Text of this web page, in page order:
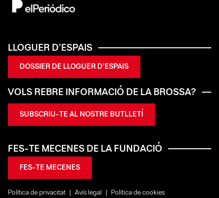
LLOGUER D’ESPAIS
DOSSIER DE LLOGUER D’ESPAIS
VOLS REBRE INFORMACIÓ DE LA BROSSA?
SUBSCRIU-TE AL NOSTRE BUTLLETÍ
FES-TE MECENES DE LA FUNDACIÓ
FES-TE MECENES
Política de privacitat Avís legal Política de cookies